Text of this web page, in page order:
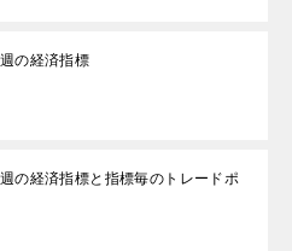
の経済指標
の経済指標と指標毎のトレードポ